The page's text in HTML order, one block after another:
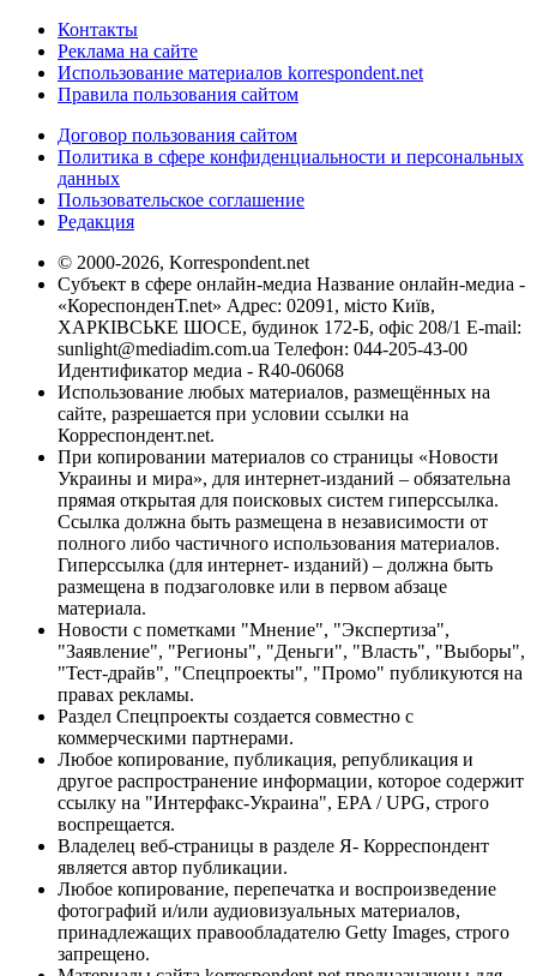
Контакты
Реклама на сайте
Использование материалов korrespondent.net
Правила пользования сайтом
Договор пользования сайтом
Политика в сфере конфиденциальности и персональных
данных
Пользовательское соглашение
Редакция
© 2000-2026, Korrespondent.net
Субъект в сфере онлайн-медиа Название онлайн-медиа -
«КореспонденТ.net» Адрес: 02091, місто Київ,
ХАРКІВСЬКЕ ШОСЕ, будинок 172-Б, офіс 208/1 E-mail:
sunlight@mediadim.com.ua Телефон: 044-205-43-00
Идентификатор медиа - R40-06068
Использование любых материалов, размещённых на
сайте, разрешается при условии ссылки на
Корреспондент.net.
При копировании материалов со страницы «Новости
Украины и мира», для интернет-изданий – обязательна
прямая открытая для поисковых систем гиперссылка.
Ссылка должна быть размещена в независимости от
полного либо частичного использования материалов.
Гиперссылка (для интернет- изданий) – должна быть
размещена в подзаголовке или в первом абзаце
материала.
Новости с пометками "Мнение", "Экспертиза",
"Заявление", "Регионы", "Деньги", "Власть", "Выборы",
"Тест-драйв", "Спецпроекты", "Промо" публикуются на
правах рекламы.
Раздел Спецпроекты создается совместно с
коммерческими партнерами.
Любое копирование, публикация, републикация и
другое распространение информации, которое содержит
ссылку на "Интерфакс-Украина", EPA / UPG, строго
воспрещается.
Владелец веб-страницы в разделе Я- Корреспондент
является автор публикации.
Любое копирование, перепечатка и воспроизведение
фотографий и/или аудиовизуальных материалов,
принадлежащих правообладателю Getty Images, строго
запрещено.